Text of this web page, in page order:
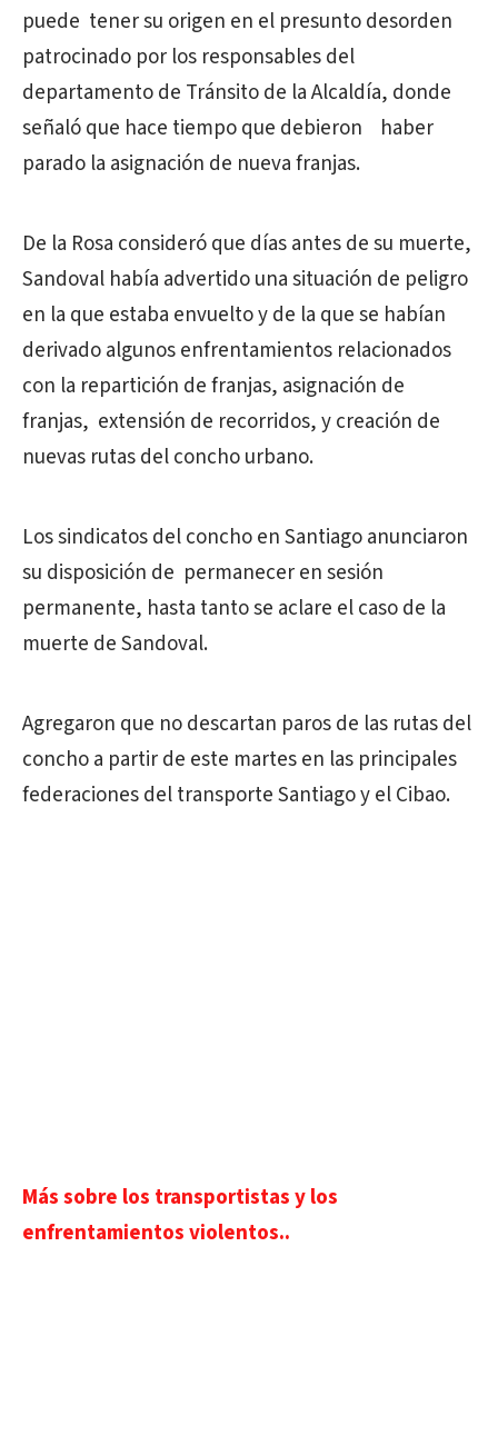
puede tener su origen en el presunto desorden
patrocinado por los responsables del
departamento de Tránsito de la Alcaldía, donde
señaló que hace tiempo que debieron haber
parado la asignación de nueva franjas.
De la Rosa consideró que días antes de su muerte,
Sandoval había advertido una situación de peligro
en la que estaba envuelto y de la que se habían
derivado algunos enfrentamientos relacionados
con la repartición de franjas, asignación de
franjas, extensión de recorridos, y creación de
nuevas rutas del concho urbano.
Los sindicatos del concho en Santiago anunciaron
su disposición de permanecer en sesión
permanente, hasta tanto se aclare el caso de la
muerte de Sandoval.
Agregaron que no descartan paros de las rutas del
concho a partir de este martes en las principales
federaciones del transporte Santiago y el Cibao.
Más sobre los transportistas y los
enfrentamientos violentos..